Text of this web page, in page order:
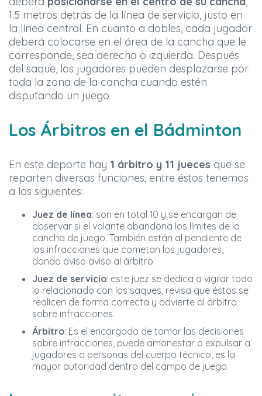
1.5 metros detrás de la línea de servicio, justo en
la línea central. En cuanto a dobles, cada jugador
deberá colocarse en el área de la cancha que le
corresponde, sea derecha o izquierda. Después
del saque, los jugadores pueden desplazarse por
toda la zona de la cancha cuando estén
disputando un juego.
Los Árbitros en el Bádminton
En este deporte hay 1 árbitro y 11 jueces que se
reparten diversas funciones, entre éstos tenemos
a los siguientes:
Juez de línea: son en total 10 y se encargan de
observar si el volante abandona los límites de la
cancha de juego. También están al pendiente de
las infracciones que cometan los jugadores,
dando aviso aviso al árbitro.
Juez de servicio: este juez se dedica a vigilar todo
lo relacionado con los saques, revisa que éstos se
realicen de forma correcta y advierte al árbitro
sobre infracciones.
Árbitro: Es el encargado de tomar las decisiones
sobre infracciones, puede amonestar o expulsar a
jugadores o personas del cuerpo técnico, es la
mayor autoridad dentro del campo de juego.